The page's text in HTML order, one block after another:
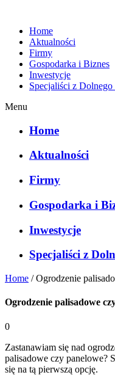
Home
Aktualności
Firmy
Gospodarka i Biznes
Inwestycje
Specjaliści z Dolnego
Menu
Home
Aktualności
Firmy
Gospodarka i
Inwestycje
Specjaliści z
Home /Ogrodzenie
Ogrodzenie palisadowe
0
Zastanawiam się nad
palisadowe czy panelowe?
się na tą pierwszą opcję.